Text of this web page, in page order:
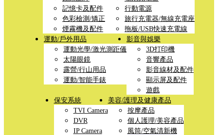
記憶卡及配件
色彩檢測/矯正
煙霧機及配件
行動電源
旅行充電器/無線充電座
拖板/USB快速充電線
運動/戶外用品
運動光學/激光測距儀
太陽眼鏡
露營/行山用品
運動/智能手錶
影音與娛樂
3D打印機
音響產品
影音線材及配件
顯示屏及配件
遊戲
保安系統
TVI Camera
DVR
IP Camera
美容/護理及健康產品
按摩產品
個人護理/美容產品
風筒/空氣清新機